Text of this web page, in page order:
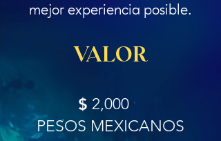
mejor experiencia posible.
VALOR​​
2,000
PESOS MEXICANOS